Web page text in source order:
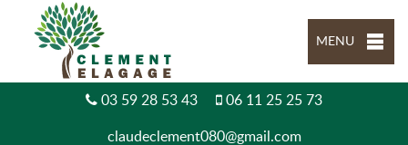
MENU
03 59 28 53 43 06 11 25 25 73
claudeclement080@gmail.com